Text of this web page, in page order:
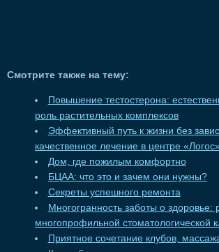
Смотрите также на тему:
Повышение тестостерона:
роль растительных комплексов
Эффективный путь к жизни без
качественное лечение в центре
Дом, где пожилым комфортно
БЦАА: что это и зачем они нужны?
Секреты успешного ремонта
Многогранность заботы о здоровье:
многопрофильной стоматологической
Приятное сочетание клубов,